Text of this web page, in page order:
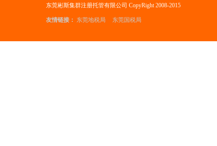
东莞彬斯集群注册托管有限公司 CopyRight 2008-2015
友情链接： 东莞地税局 东莞国税局